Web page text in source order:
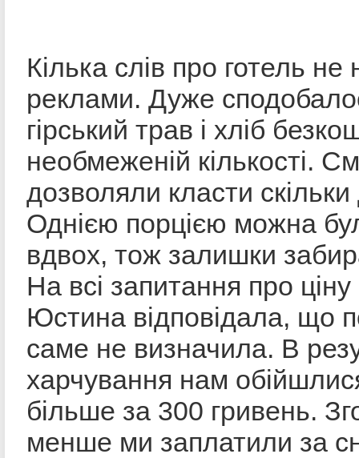
Кілька слів про готель не
реклами. Дуже
гірський трав і хліб
необмеженій кількості.
дозволяли класти
Однією порцією можна
вдвох, тож залишки
На всі запитання про
Юстина відповідала, що
саме не визначила. В
харчування нам
більше за 300 гривень.
менше ми заплатили за